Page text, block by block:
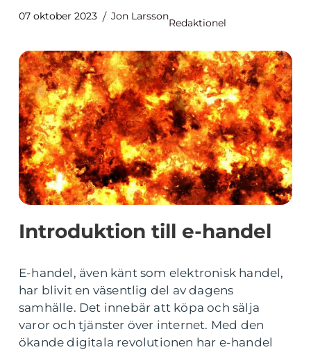
07 oktober 2023 Jon Larsson
Redaktionel
Introduktion till e-handel
E-handel, även känt som elektronisk handel,
har blivit en väsentlig del av dagens
samhälle. Det innebär att köpa och sälja
varor och tjänster över internet. Med den
ökande digitala revolutionen har e-handel